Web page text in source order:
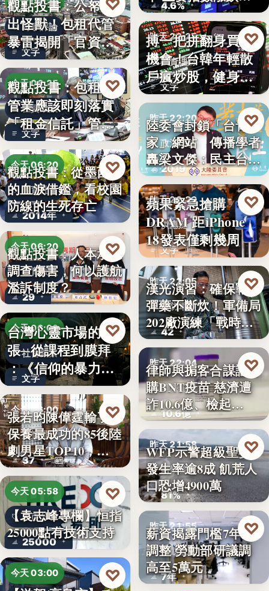
時事評論
文字
觀點投書：公帑養
出怪獸！包租代管
暴雷揭開「官資共
生」的制…
♡
今天 06:25
租賃政策
文字
觀點投書：包租代
管業應該即刻落實
「租金信託」管理
制度！才…
♡
今天 06:20
教育社會
2014年
觀點投書：從墨西哥
的血淚借鑑，看校園
防線的生死存亡
♡
今天 06:20
教育政策
29
觀點投書：人本承認
調查傷害，何以護航
濫訴制度？
♡
今天 06:00
社會觀察
文字
台灣心靈市場的擴
張─從課程到膜拜
：《信仰的暴力》
選摘（3…
♡
今天 06:00
娛樂排行
37
張若昀陳偉霆輸了！
保養最成功的85後陸
劇男星TOP10，…
♡
今天 05:58
股市分析
25000
【袁志峰專欄】恒指
25000點有技術支持
♡
今天 03:00 ♡
4.6%
見
昨天 22:35
投資理財
文字
搏一把拼翻身買房
機會！台韓年輕散
戶瘋炒股，健身網
紅開槓桿…
♡
昨天 22:20
政治法律
2019
陸委會封鎖「台青e
家」網站 傳播學者
轟梁文傑：民主台灣
的…
♡
昨天 22:20
供應鏈
文字
蘋果緊急搶購
DRAM 距iPhone
18發表僅剩幾周
♡
昨天 22:05
國防軍事
42
漢光演習：確保戰時
彈藥不斷炊！軍備局
202廠演練「戰時
產…
♡
昨天 22:04
司法犯罪
10.6億
律師與掮客合謀誆可
購BNT疫苗 慈濟遭
詐10.6億、檢起…
♡
昨天 21:58
氣候警報
81%
WFP示警超級聖嬰
發生率逾8成 飢荒人
口恐增4900萬
♡
昨天 21:55
勞動政策
7年
薪資揭露門檻7年未
調整 勞動部研議調
高至5萬元
♡